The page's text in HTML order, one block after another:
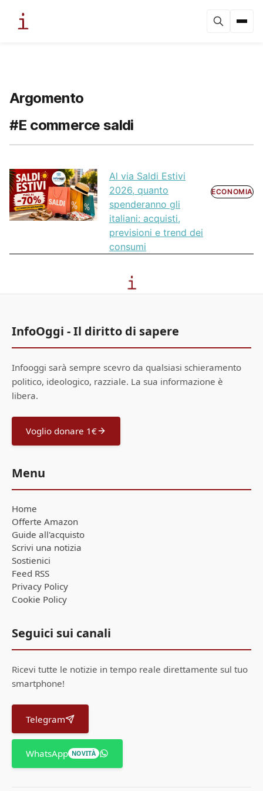
Argomento
#E commerce saldi
Al via Saldi Estivi
2026, quanto
spenderanno gli
italiani: acquisti,
previsioni e trend dei
consumi
ECONOMIA
InfoOggi - Il diritto di sapere
Infooggi sarà sempre scevro da qualsiasi schieramento
politico, ideologico, razziale. La sua informazione è
libera.
Voglio donare 1€
Menu
Home
Offerte Amazon
Guide all'acquisto
Scrivi una notizia
Sostienici
Feed RSS
Privacy Policy
Cookie Policy
Seguici sui canali
Ricevi tutte le notizie in tempo reale direttamente sul tuo
smartphone!
Telegram
WhatsApp NOVITÀ